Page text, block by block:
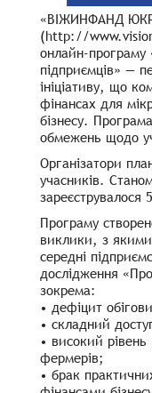
«ВІЖИНФАНД
(http://
онлайн-програму
підприємців» —
ініціативу, що
фінансах для
бізнесу.
обмежень щодо
Організатори
учасників.
зареєструвалося
Програму
виклики, з
середні
дослідження
зокрема:
• дефіцит
• складний
• високий
фермерів;
• брак